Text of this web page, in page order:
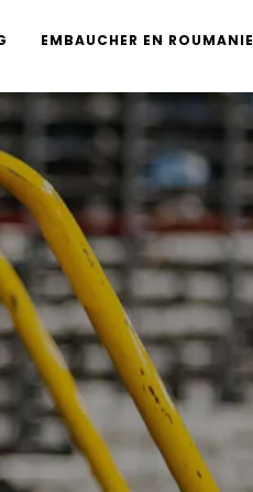
EMBAUCHER EN ROUMANIE